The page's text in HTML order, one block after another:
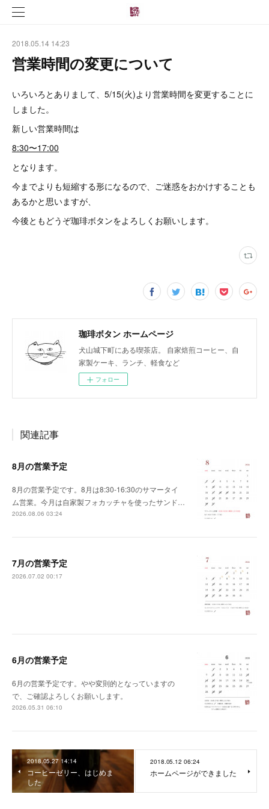
2018.05.14 14:23
営業時間の変更について
いろいろとありまして、5/15(火)より営業時間を変更することに
しました。
新しい営業時間は
8:30〜17:00
となります。
今までよりも短縮する形になるので、ご迷惑をおかけすることも
あるかと思いますが、
今後ともどうぞ珈琲ボタンをよろしくお願いします。
珈琲ボタン ホームページ
犬山城下町にある喫茶店。 自家焙煎コーヒー、自
家製ケーキ、ランチ、軽食など
フォロー
関連記事
8月の営業予定
8月の営業予定です。8月は8:30-16:30のサマータイ
ム営業。今月は自家製フォカッチャを使ったサンド…
2026.08.06 03:24
7月の営業予定
2026.07.02 00:17
6月の営業予定
6月の営業予定です。やや変則的となっていますの
で、ご確認よろしくお願いします。
2026.05.31 06:10
2018.05.27 14:14
コーヒーゼリー、はじめま
した
2018.05.12 06:24
ホームページができました